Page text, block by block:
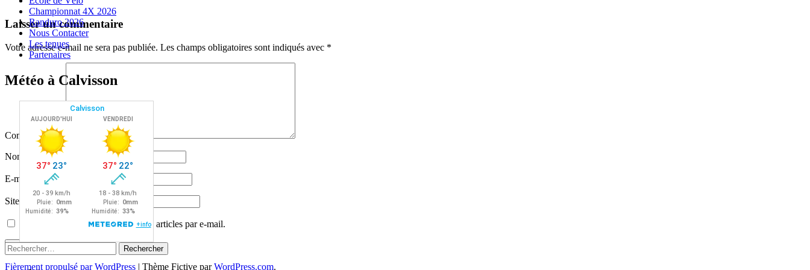
Championnat 4X 2026
Randuro 2026
Nous Contacter
Les tenues
Partenaires
Météo à Calvisson
Rechercher :
Navigation
des
articles
←
→
Laisser un commentaire
Votre adresse e-mail ne sera pas publiée. Les champs obligatoires sont indiqués avec *
Commentaire*
Nom
E-mail
Site web
Prévenez-moi de tous les nouveaux articles par e-mail.
Fièrement propulsé par WordPress | Thème Fictive parWordPress.com.